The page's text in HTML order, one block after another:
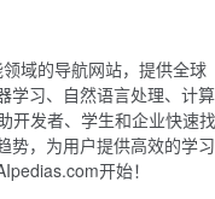
域的导航网站，提供全球
学习、自然语言处理、计算
开发者、学生和企业快速找
势，为用户提供高效的学习
开始！